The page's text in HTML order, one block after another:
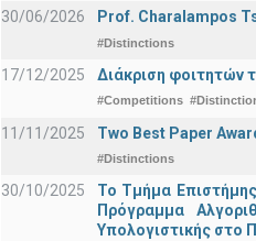
30/06/2026 Prof. Charalampos
#Distinctions
17/12/2025 Διάκριση φοιτητών
#Competitions
11/11/2025 Two Best Paper
#Distinctions
30/10/2025
Το Τμήμα
Πρόγραμμα
Υπολογιστικής στο